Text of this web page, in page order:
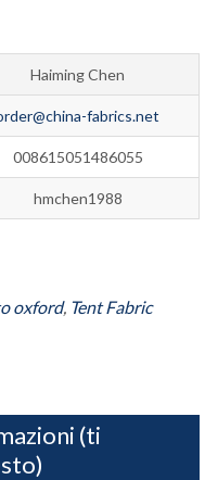
Haiming Chen
fabrics.net
008615051486055
hmchen1988
oxford, Tent Fabric
(ti